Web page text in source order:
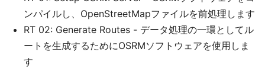
ンパイルし、OpenStreetMapファイルを前処理します
RT 02: Generate Routes - データ処理の一環としてル
ートを生成するためにOSRMソフトウェアを使用しま
す